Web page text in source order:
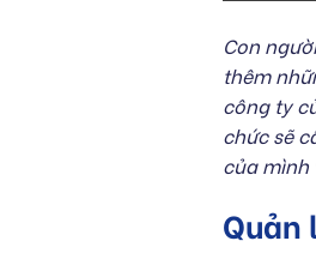
Con
thêm
công ty
chức sẽ
của mình
Quản